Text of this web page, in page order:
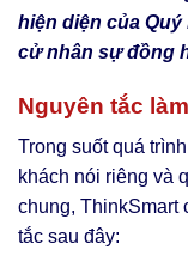
hiện diện của
cử nhân sự đồng
Nguyên tắc
Trong suốt quá
khách nói riêng và
chung, ThinkSmart
tắc sau đây: